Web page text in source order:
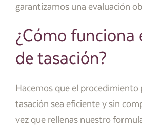
garantizamos una evaluación
¿Cómo funciona
de tasación?
Hacemos que el procedimiento
tasación sea eficiente y sin
vez que rellenas nuestro